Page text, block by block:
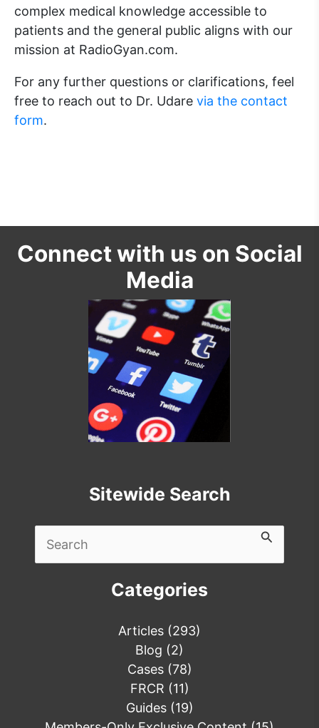
complex medical knowledge accessible to
patients and the general public aligns with our
mission at RadioGyan.com.
For any further questions or clarifications, feel
free to reach out to Dr. Udare via the contact
form.
Connect with us on Social
Media
Sitewide Search
for:
Categories
Articles (293)
Blog (2)
Cases(78)
FRCR (11)
Guides(19)